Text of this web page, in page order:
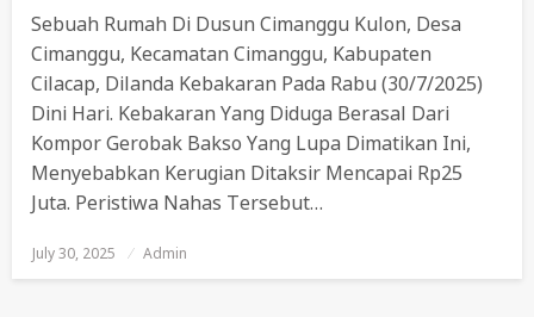
Sebuah Rumah Di Dusun Cimanggu Kulon, Desa
Cimanggu, Kecamatan Cimanggu, Kabupaten
Cilacap, Dilanda Kebakaran Pada Rabu (30/7/2025)
Dini Hari. Kebakaran Yang Diduga Berasal Dari
Kompor Gerobak Bakso Yang Lupa Dimatikan Ini,
Menyebabkan Kerugian Ditaksir Mencapai Rp25
Juta. Peristiwa Nahas Tersebut…
Posted
On
July 30, 2025 Admin